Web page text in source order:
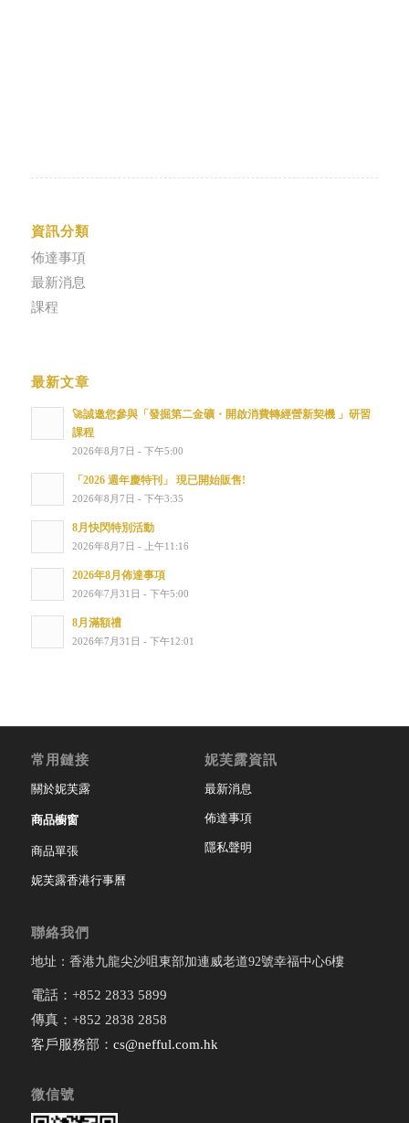
資訊分類
佈達事項
最新消息
課程
最新文章
🚀誠邀您參與「發掘第二金礦・開啟消費轉經營新契機 」研習
課程
2026年8月7日 - 下午5:00
「2026 週年慶特刊」 現已開始販售!
2026年8月7日 - 下午3:35
8月快閃特別活動
2026年8月7日 - 上午11:16
2026年8月佈達事項
2026年7月31日 - 下午5:00
8月滿額禮
2026年7月31日 - 下午12:01
常用鏈接
關於妮芙露
商品櫥窗
商品單張
妮芙露香港行事曆
妮芙露資訊
最新消息
佈達事項
隱私聲明
聯絡我們
地址：香港九龍尖沙咀東部加連威老道92號幸福中心6樓
電話：+852 2833 5899
傳真：+852 2838 2858
客戶服務部： cs@nefful.com.hk
微信號